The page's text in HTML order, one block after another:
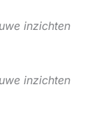
inzichten
inzichten